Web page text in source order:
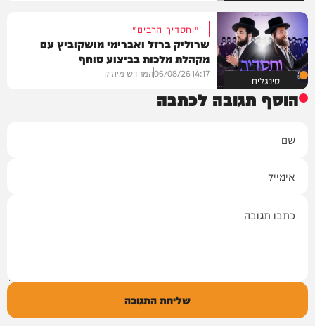
סינגלים
"וחסדיך הרבים"
שרוליק ברזל ואברימי מושקוביץ עם
מקהלת מלכות בביצוע סוחף
14:17
06/08/26המחדש מיוזיק
הוסף תגובה לכתבה
שליחת התגובה